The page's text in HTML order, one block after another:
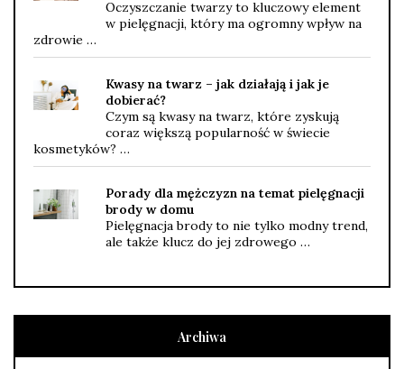
Oczyszczanie twarzy to kluczowy element
w pielęgnacji, który ma ogromny wpływ na
zdrowie …
Kwasy na twarz – jak działają i jak je
dobierać?
Czym są kwasy na twarz, które zyskują
coraz większą popularność w świecie
kosmetyków? …
Porady dla mężczyzn na temat pielęgnacji
brody w domu
Pielęgnacja brody to nie tylko modny trend,
ale także klucz do jej zdrowego …
Archiwa